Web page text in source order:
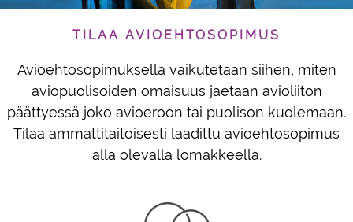
TILAA AVIOEHTOSOPIMUS
Avioehtosopimuksella vaikutetaan siihen, miten
aviopuolisoiden omaisuus jaetaan avioliiton
päättyessä joko avioeroon tai puolison kuolemaan.
Tilaa ammattitaitoisesti laadittu avioehtosopimus
alla olevalla lomakkeella.